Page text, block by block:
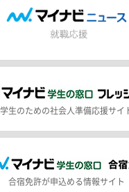
学生のための社会人準備応援サイ
合宿免許が申込める情報サイト